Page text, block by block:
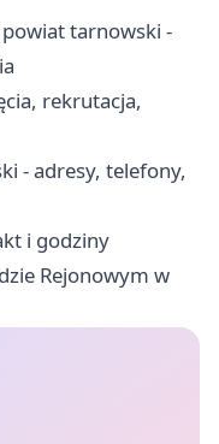
tarnowski -
rekrutacja,
- adresy, telefony,
i godziny
Rejonowym w